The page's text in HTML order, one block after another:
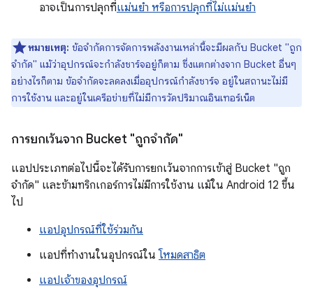
อาจเป็นการปลุกที่แม่นยำ หรือการปลุกที่ไม่แม่นยำ
หมายเหตุ: ข้อจำกัดการจัดการพลังงานเหล่านี้จะมีผลกับ Bucket "ถูก
จำกัด" แม้ว่าอุปกรณ์จะกำลังชาร์จอยู่ก็ตาม ซึ่งแตกต่างจาก Bucket อื่นๆ
อย่างไรก็ตาม ข้อจำกัดจะลดลงเมื่ออุปกรณ์กำลังชาร์จ อยู่ในสถานะไม่มี
การใช้งาน และอยู่ในเครือข่ายที่ไม่มีการวัดปริมาณอินเทอร์เน็ต
การยกเว้นจาก Bucket "ถูกจำกัด"
แอปประเภทต่อไปนี้จะได้รับการยกเว้นจากการเข้าสู่ Bucket "ถูก
จำกัด" และข้ามทริกเกอร์การไม่มีการใช้งาน แม้ใน Android 12 ขึ้น
ไป
แอปอุปกรณ์ที่ใช้ร่วมกัน
แอปที่ทำงานในอุปกรณ์ใน โหมดสาธิต
แอปเจ้าของอุปกรณ์